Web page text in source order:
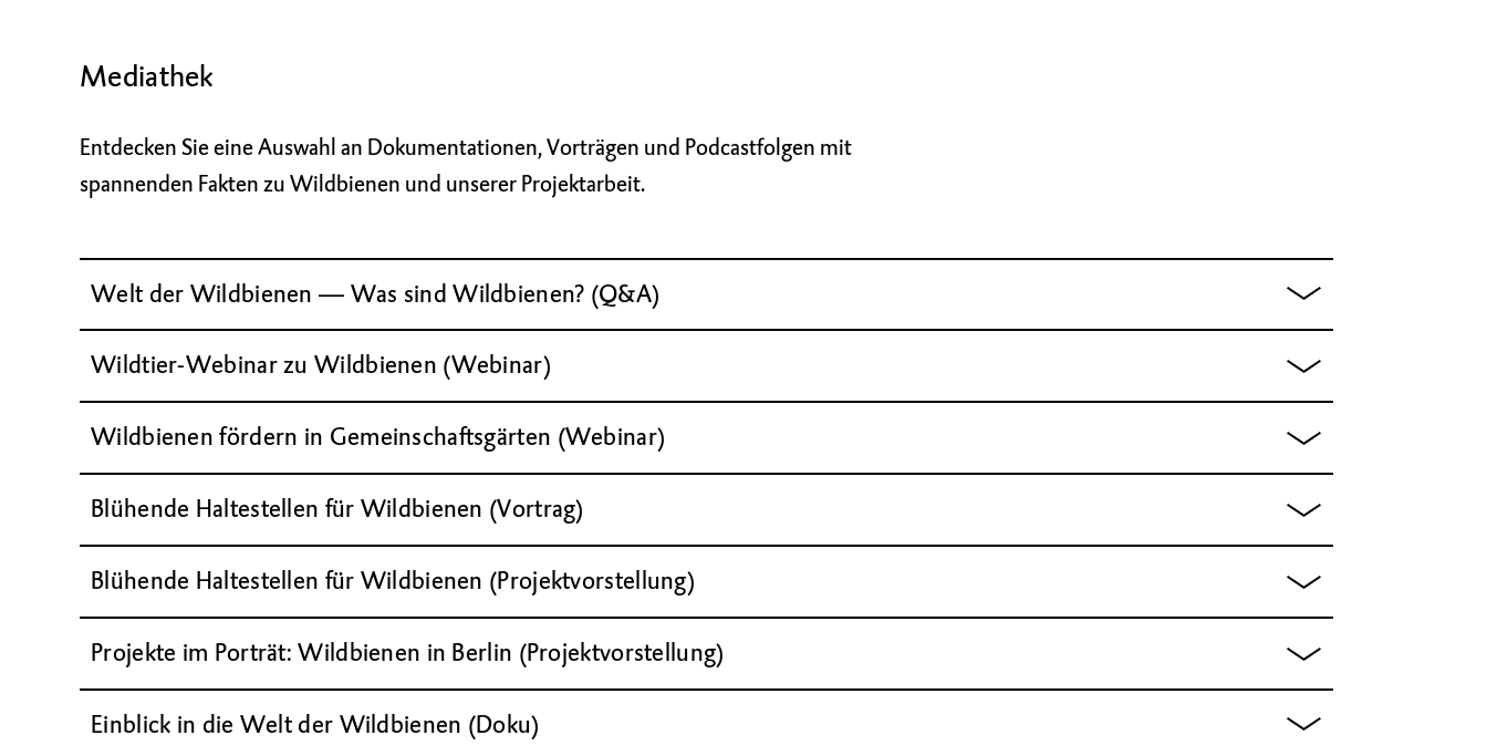
Mediathek
Entdecken Sie eine Auswahl an Dokumentationen, Vorträgen und Podcastfolgen mit
spannenden Fakten zu Wildbienen und unserer Projektarbeit.
Welt der Wildbienen — Was sind Wildbienen? (Q&A)
Wildtier-Webinar zu Wildbienen (Webinar)
Wildbienen fördern in Gemeinschaftsgärten (Webinar)
Blühende Haltestellen für Wildbienen (Vortrag)
Blühende Haltestellen für Wildbienen (Projektvorstellung)
Projekte im Porträt: Wildbienen in Berlin (Projektvorstellung)
Einblick in die Welt der Wildbienen (Doku)